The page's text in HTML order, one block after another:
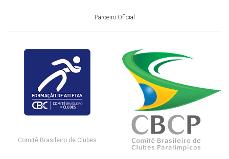
Parceiro Oficial
Comitê Brasileiro de Clubes